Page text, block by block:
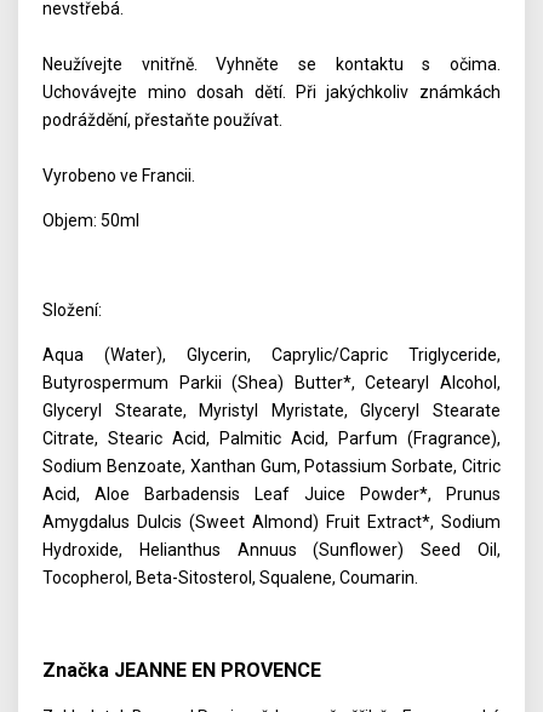
nevstřebá.
Neužívejte vnitřně. Vyhněte se kontaktu s očima.
Uchovávejte mino dosah dětí. Při jakýchkoliv známkách
podráždění, přestaňte používat.
Vyrobeno ve Francii.
Objem: 50ml
Složení:
Aqua (Water), Glycerin, Caprylic/Capric Triglyceride,
Butyrospermum Parkii (Shea) Butter*, Cetearyl Alcohol,
Glyceryl Stearate, Myristyl Myristate, Glyceryl Stearate
Citrate, Stearic Acid, Palmitic Acid, Parfum (Fragrance),
Sodium Benzoate, Xanthan Gum, Potassium Sorbate, Citric
Acid, Aloe Barbadensis Leaf Juice Powder*, Prunus
Amygdalus Dulcis (Sweet Almond) Fruit Extract*, Sodium
Hydroxide, Helianthus Annuus (Sunflower) Seed Oil,
Tocopherol, Beta-Sitosterol, Squalene, Coumarin.
Značka JEANNE EN PROVENCE